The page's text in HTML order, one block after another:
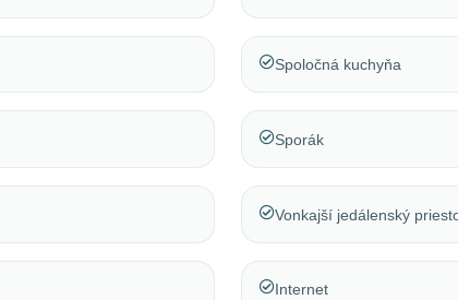
Spoločná kuchyňa
Sporák
Vonkajší jedálenský
Internet